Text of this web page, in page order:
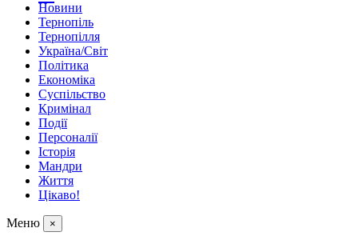
Новини
Тернопіль
Тернопілля
Україна/Світ
Політика
Економіка
Суспільство
Кримінал
Події
Персоналії
Історія
Мандри
Життя
Цікаво!
Меню ×